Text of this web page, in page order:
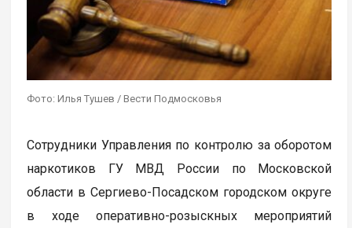
Фото: Илья Тушев / Вести Подмосковья
Сотрудники Управления по контролю за оборотом
наркотиков ГУ МВД России по Московской
области в Сергиево-Посадском городском округе
в ходе оперативно-розыскных мероприятий